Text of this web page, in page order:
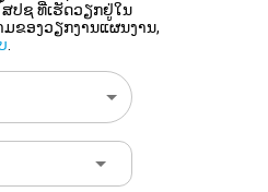
ສປຊ ທີ່ເຮັດວຽກຢູ່ໃນ
ຂອງວຽກງານແຜນງານ,